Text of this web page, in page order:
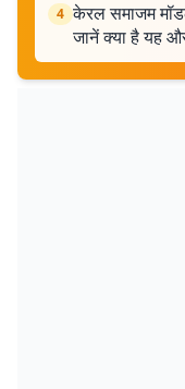
4 केरल समाजम
जानें क्या है यह